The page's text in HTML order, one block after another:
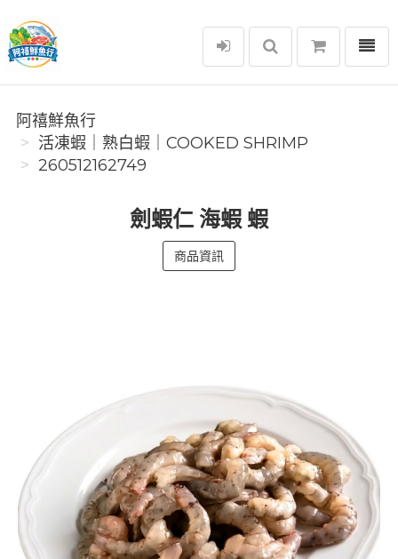
阿禧鮮魚行
選單
阿禧鮮魚行
️活凍蝦｜熟白蝦｜COOKED SHRIMP
260512162749
劍蝦仁 海蝦 蝦
商品資訊